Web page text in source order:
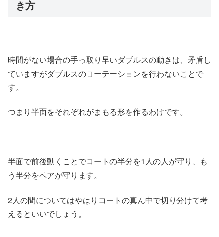
き方
時間がない場合の手っ取り早いダブルスの動きは、矛盾し
ていますがダブルスのローテーションを行わないことで
す。
つまり半面をそれぞれがまもる形を作るわけです。
半面で前後動くことでコートの半分を1人の人が守り、も
う半分をペアが守ります。
2人の間についてはやはりコートの真ん中で切り分けて考
えるといいでしょう。